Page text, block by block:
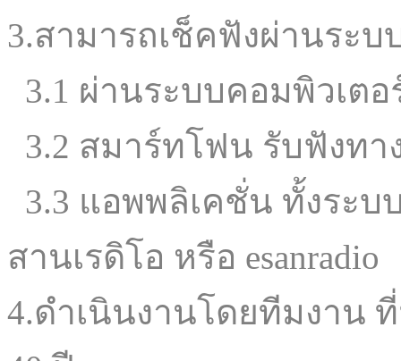
3.สามารถเช็คฟังผ่านระ
3.1 ผ่านระบบคอมพิวเตอ
3.2 สมาร์ทโฟน รับฟังทาง
3.3 แอพพลิเคชั่น ทั้งระบ
สานเรดิโอ หรือ esanradio
4.ดำเนินงานโดยทีมงาน